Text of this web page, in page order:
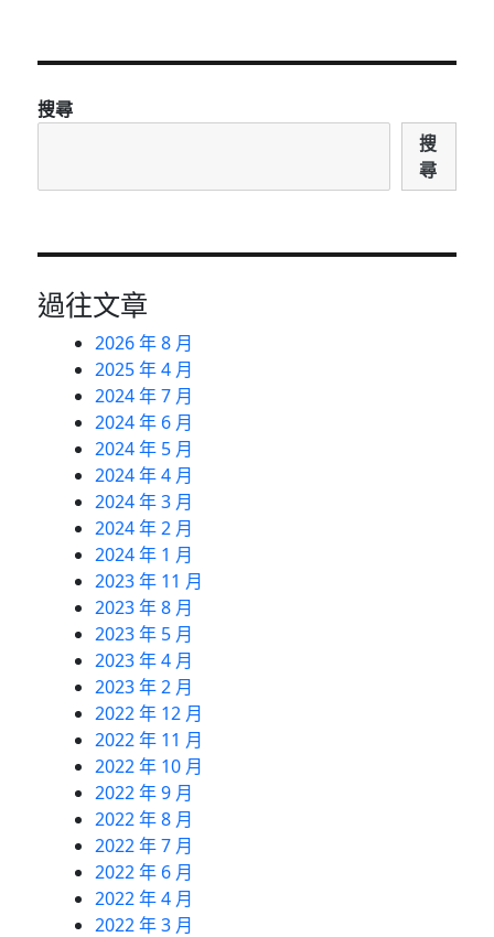
搜尋
搜
尋
過往文章
2026 年 8 月
2025 年 4 月
2024 年 7 月
2024 年 6 月
2024 年 5 月
2024 年 4 月
2024 年 3 月
2024 年 2 月
2024 年 1 月
2023 年 11 月
2023 年 8 月
2023 年 5 月
2023 年 4 月
2023 年 2 月
2022 年 12 月
2022 年 11 月
2022 年 10 月
2022 年 9 月
2022 年 8 月
2022 年 7 月
2022 年 6 月
2022 年 4 月
2022 年 3 月